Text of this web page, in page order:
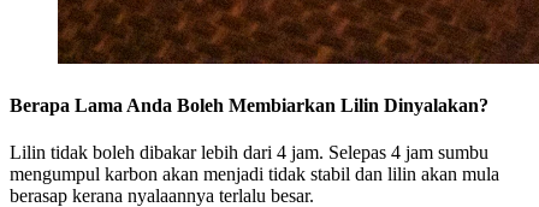
Berapa Lama Anda Boleh Membiarkan Lilin Dinyalakan?
Lilin tidak boleh dibakar lebih dari 4 jam. Selepas 4 jam sumbu
mengumpul karbon akan menjadi tidak stabil dan lilin akan mula
berasap kerana nyalaannya terlalu besar.